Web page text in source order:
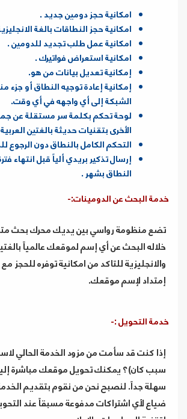
امكانية حجز دومين جديد .
امكانية حجز النطاقات بالغة
امكانية عمل طلب تجديد للدومين .
امكانية استعراض فواتيرك .
إمكانية تعديل بيانات من هو.
إمكانية إعادة توجيه النطاق أو جزء
الشبكة إلى أي واجهه في أي وقت.
لوحة تحكم بكلمة سر مستقلة عن
الأخرى بتقنيات حديثة بالغتين
التحكم الكامل بالنطاق دون الرجوع
إرسال تذكير بريدي ألياً قبل انتهاء
النطاق بشهر .
خدمة البحث عن الدومينات:-
تضع منظومة رواسي بين يديك محرك بحث
خلاله البحث عن أي إسم لموقعك عالمياً
والانجليزية للتاكد من امكانية توفره للحجز
إمتداد لإسم موقعك.
خدمة التحويل :-
إذا كنت قد سأمت من مزود الخدمة الحالي
سبب كان)؟ يمكنك تحويل موقعك مباشرة
سهلة جداً. لنصبح نحن من نقوم بتقديم
ضياع لأي اشتراكات مدفوعة مسبقاً عند